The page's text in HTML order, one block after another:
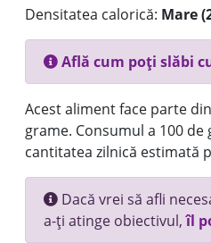
Densitatea calorică: Mare
Află cum poți slăbi
Acest aliment face parte
grame. Consumul a 100
cantitatea zilnică estimată
Dacă vrei să afli
a-ți atinge obiectivul,îl